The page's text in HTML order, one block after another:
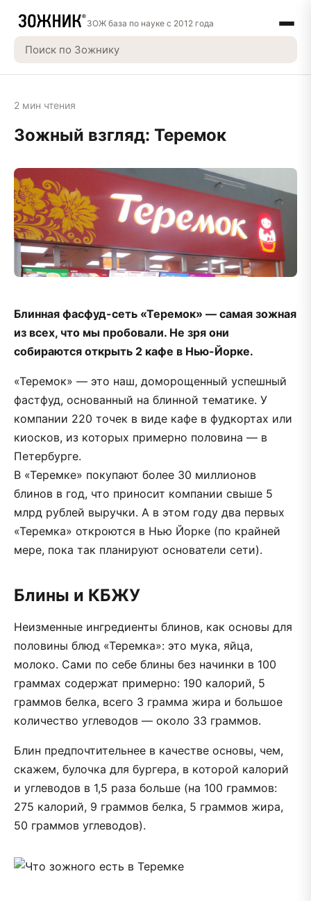
ЗОЖ база по науке с 2012 года
2 мин чтения
Зожный взгляд: Теремок
Блинная фасфуд-сеть «Теремок» — самая зожная
из всех, что мы пробовали. Не зря они
собираются открыть 2 кафе в Нью-Йорке.
«Теремок» — это наш, доморощенный успешный
фастфуд, основанный на блинной тематике. У
компании 220 точек в виде кафе в фудкортах или
киосков, из которых примерно половина — в
Петербурге.
В «Теремке» покупают более 30 миллионов
блинов в год, что приносит компании свыше 5
млрд рублей выручки. А в этом году два первых
«Теремка» откроются в Нью Йорке (по крайней
мере, пока так планируют основатели сети).
Блины и КБЖУ
Неизменные ингредиенты блинов, как основы для
половины блюд «Теремка»: это мука, яйца,
молоко. Сами по себе блины без начинки в 100
граммах содержат примерно: 190 калорий, 5
граммов белка, всего 3 грамма жира и большое
количество углеводов — около 33 граммов.
Блин предпочтительнее в качестве основы, чем,
скажем, булочка для бургера, в которой калорий
и углеводов в 1,5 раза больше (на 100 граммов:
275 калорий, 9 граммов белка, 5 граммов жира,
50 граммов углеводов).